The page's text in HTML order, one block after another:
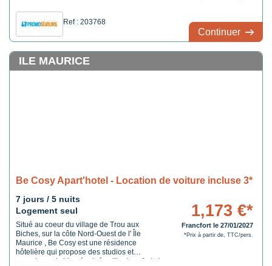
Ref : 203768
Continuer
ILE MAURICE
Be Cosy Apart'hotel - Location de voiture incluse 3*
7 jours / 5 nuits
Logement seul
Situé au coeur du village de Trou aux
Biches, sur la côte Nord-Ouest de l' Île
Maurice , Be Cosy est une résidence
hôtelière qui propose des studios et
appartements bien équipés alliant confort et
1,173 €*
Francfort le 27/01/2027
*Prix à partir de, TTC/pers.